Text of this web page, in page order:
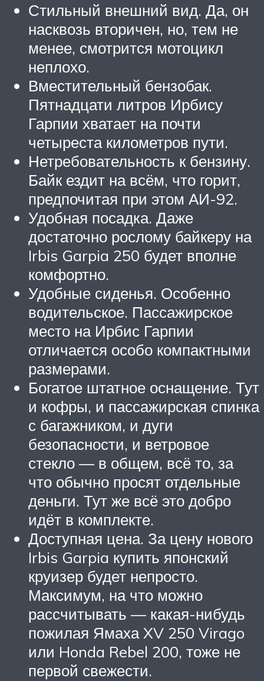
Стильный внешний вид. Да, он
насквозь вторичен, но, тем не
менее, смотрится мотоцикл
неплохо.
Вместительный бензобак.
Пятнадцати литров Ирбису
Гарпии хватает на почти
четыреста километров пути.
Нетребовательность к бензину.
Байк ездит на всём, что горит,
предпочитая при этом АИ-92.
Удобная посадка. Даже
достаточно рослому байкеру на
Irbis Garpia 250 будет вполне
комфортно.
Удобные сиденья. Особенно
водительское. Пассажирское
место на Ирбис Гарпии
отличается особо компактными
размерами.
Богатое штатное оснащение. Тут
и кофры, и пассажирская спинка
с багажником, и дуги
безопасности, и ветровое
стекло — в общем, всё то, за
что обычно просят отдельные
деньги. Тут же всё это добро
идёт в комплекте.
Доступная цена. За цену нового
Irbis Garpia купить японский
круизер будет непросто.
Максимум, на что можно
рассчитывать — какая-нибудь
пожилая Ямаха XV 250 Virago
или Honda Rebel 200, тоже не
первой свежести.